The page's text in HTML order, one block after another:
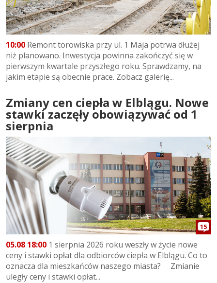
10:00 Remont torowiska przy ul. 1 Maja potrwa dłużej
niż planowano. Inwestycja powinna zakończyć się w
pierwszym kwartale przyszłego roku. Sprawdzamy, na
jakim etapie są obecnie prace. Zobacz galerię...
Zmiany cen ciepła w Elblągu. Nowe
stawki zaczęły obowiązywać od 1
sierpnia
15
05.08 18:00 1 sierpnia 2026 roku weszły w życie nowe
ceny i stawki opłat dla odbiorców ciepła w Elblągu. Co to
oznacza dla mieszkańców naszego miasta? Zmianie
uległy ceny i stawki opłat...